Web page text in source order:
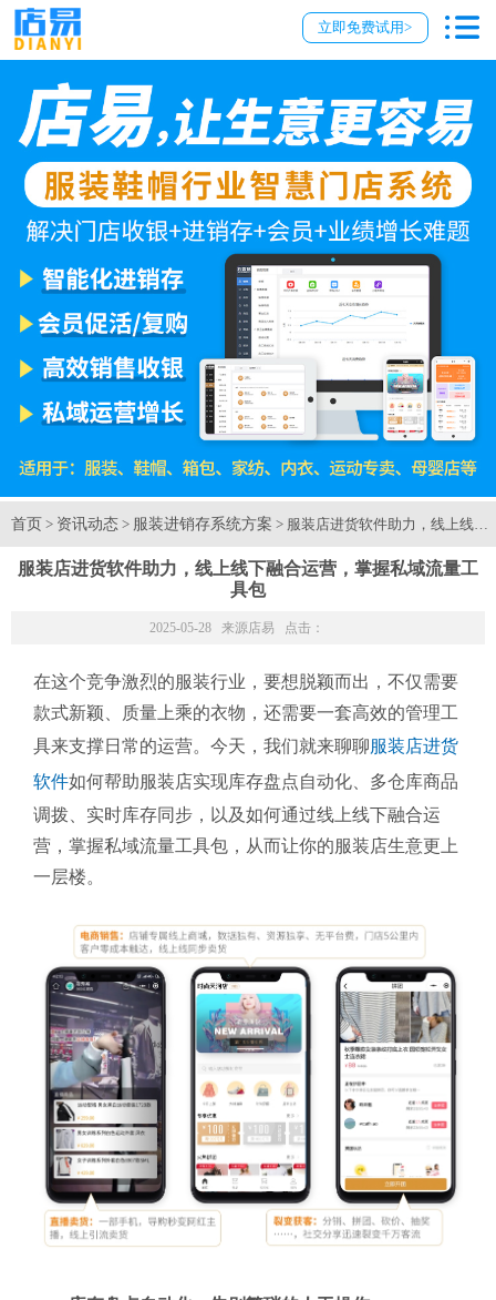
立即免费试用>
首页 > 资讯动态 > 服装进销存系统方案 > 服装店进货软件助力，线上线
服装店进货软件助力，线上线下融合运营，掌握私域流量工
具包
2025-05-28 来源店易 点击：
在这个竞争激烈的服装行业，要想脱颖而出，不仅需要
款式新颖、质量上乘的衣物，还需要一套高效的管理工
具来支撑日常的运营。今天，我们就来聊聊服装店进货
软件如何帮助服装店实现库存盘点自动化、多仓库商品
调拨、实时库存同步，以及如何通过线上线下融合运
营，掌握私域流量工具包，从而让你的服装店生意更上
一层楼。